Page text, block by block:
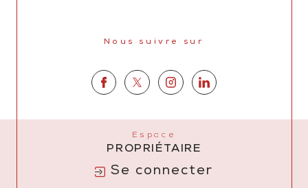
Nous suivre sur
Espace
PROPRIÉTAIRE
Se connecter